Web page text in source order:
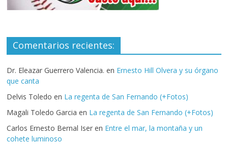
Comentarios recientes:
Dr. Eleazar Guerrero Valencia. en Ernesto Hill Olvera y su órgano
que canta
Delvis Toledo en La regenta de San Fernando (+Fotos)
Magali Toledo Garcia en La regenta de San Fernando (+Fotos)
Carlos Ernesto Bernal Iser en Entre el mar, la montaña y un
cohete luminoso